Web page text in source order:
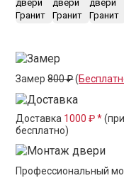
Замер800 ₽(
Доставка 1000 ₽ *
бесплатно)
Профессиональный